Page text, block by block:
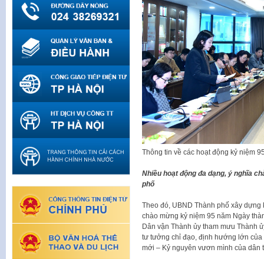
Thông tin về các hoạt động kỷ niệm
Nhiều hoạt động đa dạng, ý nghĩa
phố
Theo đó, UBND Thành phố xây dựng
chào mừng kỷ niệm 95 năm Ngày
Dân vận Thành ủy tham mưu Thành
tư tưởng chỉ đạo, định hướng lớn
mới – Kỷ nguyên vươn mình của dân